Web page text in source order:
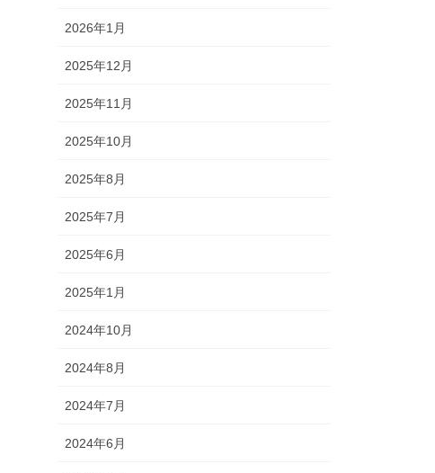
2026年1月
2025年12月
2025年11月
2025年10月
2025年8月
2025年7月
2025年6月
2025年1月
2024年10月
2024年8月
2024年7月
2024年6月